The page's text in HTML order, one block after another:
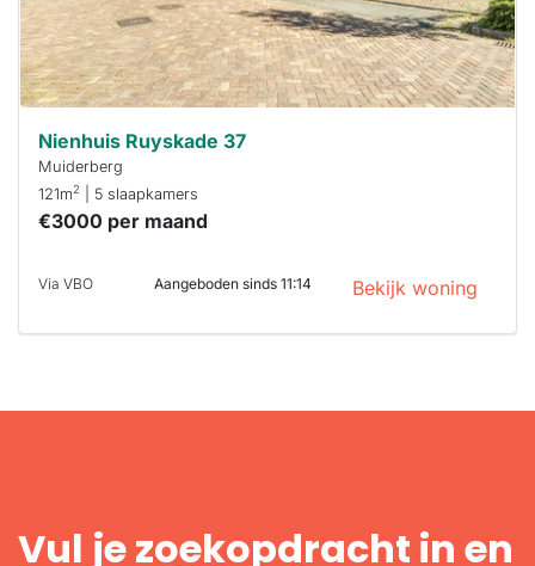
Nienhuis Ruyskade 37
Muiderberg
121m2 | 5 slaapkamers
€3000 per maand
Via VBO Aangeboden sinds 11:14 Bekijk woning
Vul je zoekopdracht in en